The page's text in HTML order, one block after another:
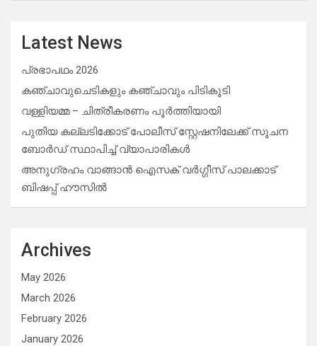
Latest News
പ്രഭാപഥം 2026
കഞ്ചാവുചെടികളും കഞ്ചാവും പിടികൂടി
വള്ളിയമ്മ – ചിത്രീകരണം പൂർത്തിയായി
പുതിയ കല്ലടിക്കോട് പോലീസ് സ്റ്റേഷനിലേക്ക് സൂചന
ബോർഡ് സ്ഥാപിച്ച് വ്യാപാരികൾ
അനുഗ്രഹം വാങ്ങാൻ ഐസക് വര്‍ഗ്ഗീസ് പാലക്കാട്
ബിഷപ്പ് ഹൗസില്‍
Archives
May 2026
March 2026
February 2026
January 2026